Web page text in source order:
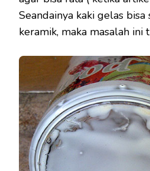
Seandainya kaki gelas
keramik, maka masalah ini